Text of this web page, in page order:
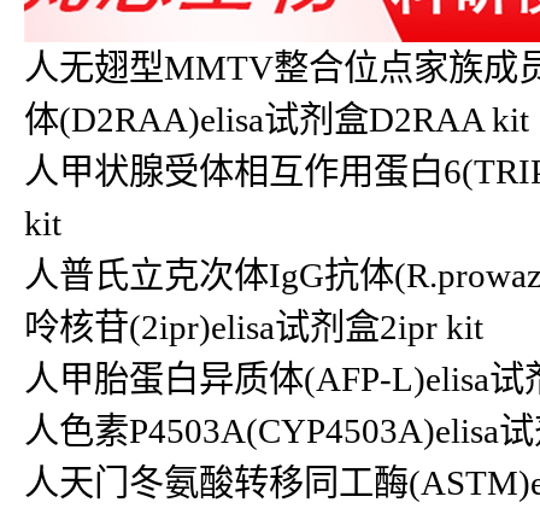
人无翅型MMTV整合位点家族成
体(D2RAA)elisa试剂盒D2RAA kit
人甲状腺受体相互作用蛋白
kit
人普氏立克次体IgG抗体
呤核苷(2ipr)elisa试剂盒2ipr kit
人甲胎蛋白异质体(AFP-L)elisa
人色素P4503A(CYP4503A)elisa
人天门冬氨酸转移同工酶